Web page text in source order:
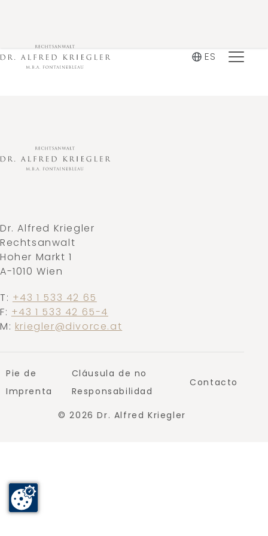
ES
Dr. Alfred Kriegler
Rechtsanwalt
Hoher Markt 1
A-1010 Wien
T: +43 1 533 42 65
F: +43 1 533 42 65-4
M: kriegler@divorce.at
© 2026 Dr. Alfred Kriegler
Pie de
Imprenta
Cláusula de no
Responsabilidad
Contacto